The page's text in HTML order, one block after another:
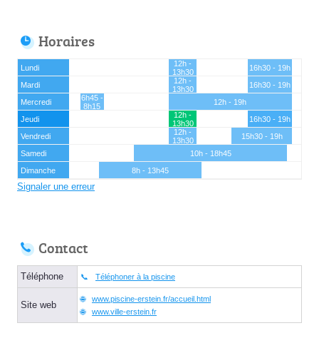
Horaires
Lundi
12h -
13h30
16h30 - 19h
Mardi
12h -
13h30
16h30 - 19h
Mercredi
6h45 -
8h15
12h - 19h
Jeudi
12h -
13h30
16h30 - 19h
Vendredi
12h -
13h30
15h30 - 19h
Samedi
10h - 18h45
Dimanche
8h - 13h45
Signaler une erreur
Contact
Téléphone Téléphoner à la piscine
Site web
www.piscine-erstein.fr/accueil.html
www.ville-erstein.fr